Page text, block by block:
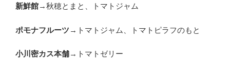
新鮮館→秋穂とまと、トマトジャム
ポモナフルーツ →トマトジャム、トマトピラフのもと
小川密カス本舗→トマトゼリー